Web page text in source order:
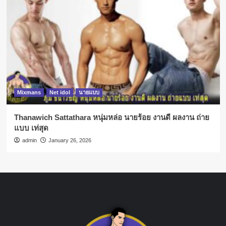
Mixmans Net idol นายแบบ
Thanawich Sattathara หนุ่มหล่อ นายร้อย งานดี ผลงาน ถ่าย
แบบ เท่สุด
admin January 26, 2026